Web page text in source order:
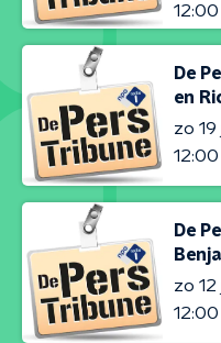
De
en
zo 19
De
zo 12